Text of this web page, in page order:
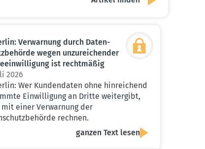
Verwarnung durch Daten­
wegen unzurei­chender
ist recht­mäßig
2026
Wer Kundendaten ohne hinreichend
Einwilligung an Dritte weitergibt,
mit einer Verwarnung der
rechnen.
ganzen Text lesen